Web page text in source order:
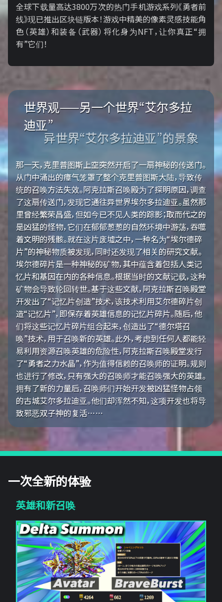
全球下载量高达3800万次的热门手机游戏系列《勇者前
线》现已推出区块链版本！游戏中精美的像素灵感技能角
色（英雄）和装备（武器）将化身为NFT，让你真正“拥
有”它们！
世界观——另一个世界“艾尔多拉
迪亚”
异世界“艾尔多拉迪亚”的景象
那一天，克里普图斯上空突然开启了一扇神秘的传送门。
从门中涌出的瘴气笼罩了整个克里普图斯大陆，导致传
统的召唤方法失效。阿克拉斯召唤殿为了探明原因，调查
了这扇传送门，发现它通往异世界埃尔多拉迪亚。虽然那
里曾经繁荣昌盛，但如今已不见人类的踪影；取而代之的
是凶猛的怪物，它们在郁郁葱葱的自然环境中游荡，吞噬
着文明的残骸。就在这片废墟之中，一种名为“埃尔德碎
片”的神秘物质被发现，同时还发现了相关的研究文献。
埃尔德碎片是一种神秘的矿物，其中蕴含着包括人类记
忆片和基因在内的各种信息。根据当时的文献记载，这种
矿物会导致轮回转世。基于这些文献，阿克拉斯召唤殿堂
开发出了“记忆片创造”技术，该技术利用艾尔德碎片创
造“记忆片”，即保存着英雄信息的记忆片碎片。随后，他
们将这些记忆片碎片组合起来，创造出了“德尔塔召
唤”技术，用于召唤新的英雄。此外，考虑到任何人都能轻
易利用资源召唤英雄的危险性，阿克拉斯召唤殿堂发行
了“勇者之力水晶”，作为值得信赖的召唤师的证明。规则
也进行了修改，只有强大的召唤师才能召唤强大的英雄。
拥有了新的力量后，召唤师们开始开发被凶猛怪物占领
的古城艾尔多拉迪亚。他们却浑然不知，这项开发也将导
致邪恶双子神的复活……
一次全新的体验
英雄和新召唤